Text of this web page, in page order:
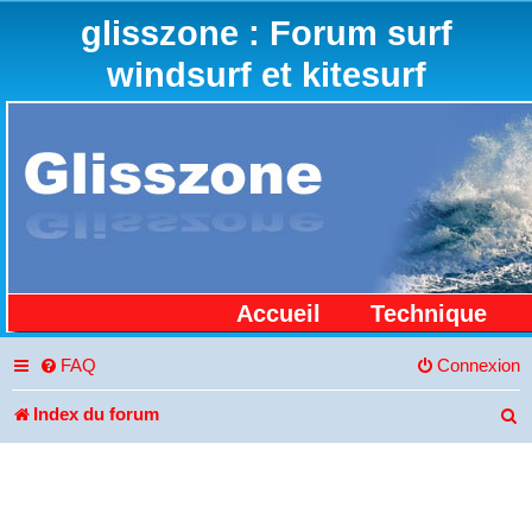
glisszone : Forum surf
windsurf et kitesurf
Accueil Technique
FAQ Connexion
Index du forum